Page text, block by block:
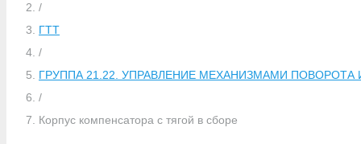
/
ГTT
/
ГРУППА 21.22. УПРАВЛЕНИЕ МЕХАНИЗМАМИ ПОВОРОТА
/
Корпус компенсатора с тягой в сборе